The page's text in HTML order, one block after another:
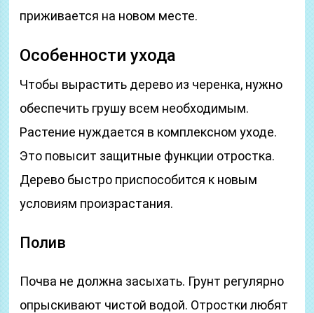
приживается на новом месте.
Особенности ухода
Чтобы вырастить дерево из черенка, нужно
обеспечить грушу всем необходимым.
Растение нуждается в комплексном уходе.
Это повысит защитные функции отростка.
Дерево быстро приспособится к новым
условиям произрастания.
Полив
Почва не должна засыхать. Грунт регулярно
опрыскивают чистой водой. Отростки любят